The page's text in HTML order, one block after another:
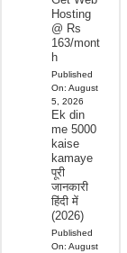
Hosting
@ Rs
163/mont
h
Published
On: August
5, 2026
Ek din
me 5000
kaise
kamaye
पूरी
जानकारी
हिंदी में
(2026)
Published
On: August